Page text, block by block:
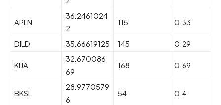
APLN
36.2461024
2
115 0.33
DILD 35.66619125 145 0.29
KIJA
32.670086
69
168 0.69
BKSL
28.9770579
6
54 0.4